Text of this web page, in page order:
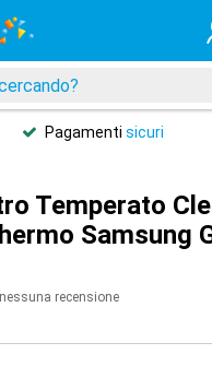
Pagamenti sicuri
Temperato
Samsung
recensione